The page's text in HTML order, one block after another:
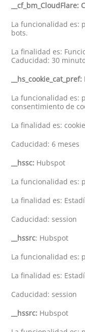
__cf_bm_CloudFlare:
La funcionalidad es:
bots.
La finalidad es:
Caducidad: 30
La funcionalidad es:
consentimiento de
La finalidad es:
Caducidad: 6 meses
__hssc: Hubspot
La funcionalidad es:
La finalidad es:
Caducidad: session
__hssrc: Hubspot
La funcionalidad es:
La finalidad es:
Caducidad: session
__hssrc: Hubspot